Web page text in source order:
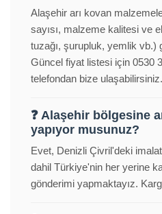
Alaşehir arı kovan
sayısı, malzeme kalitesi ve
tuzağı, şurupluk, yemlik vb.)
Güncel fiyat listesi için 0530
telefondan bize ulaşabilirsiniz.
❓ Alaşehir bölgesine
yapıyor musunuz?
Evet, Denizli Çivril'deki
dahil Türkiye'nin her yerine
gönderimi yapmaktayız.